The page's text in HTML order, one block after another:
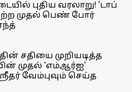
புதிய வரலாறு! 'டாப்
முதல் பெண் போர்
சதியை முறியடித்த
முதல் 'எம்ஆர்ஐ'
வேம்புவும் செய்த